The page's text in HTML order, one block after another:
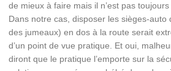
de mieux à faire mais il n’est pas
Dans notre cas, disposer les sièges-auto
des jumeaux) en dos à la route serait
d’un point de vue pratique. Et oui,
diront que le pratique l’emporte sur la